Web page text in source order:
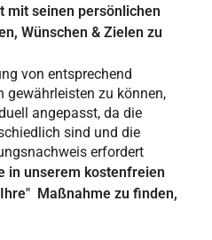
mit seinen persönlichen
Wünschen & Zielen zu
von entsprechend
gewährleisten zu können,
angepasst, da die
sind und die
erfordert
in unserem kostenfreien
Maßnahme zu finden,